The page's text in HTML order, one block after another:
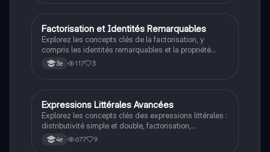
Maths
Factorisation et Identités Remarquables
Explorez les concepts clés de la factorisation, y
compris les identités remarquables et la propriété
distributive. Ce document présente des exemples
pratiques et des techniques pour factoriser des
3e 117 3
Maths
Expressions Littérales Avancées
Explorez les concepts clés des expressions littérales :
distributivité simple et double, factorisation,
développement, réduction, et identités remarquables.
Ce résumé vous guide à travers les techniques
4e 677 9